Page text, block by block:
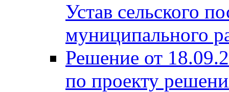
Устав сельского
муниципального
Решение от
по проекту